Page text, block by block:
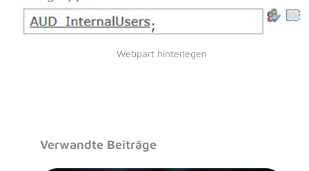
Webpart hinterlegen
Verwandte Beiträge